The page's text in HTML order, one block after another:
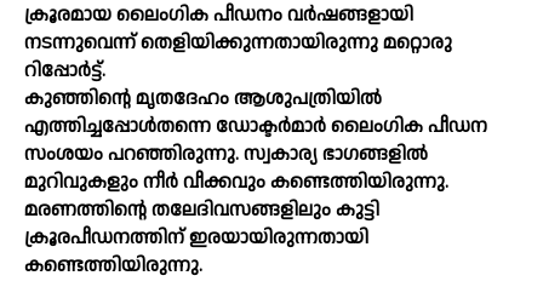
ക്രൂരമായ ലൈംഗിക പീഡനം വര്‍ഷങ്ങളായി
നടന്നുവെന്ന് തെളിയിക്കുന്നതായിരുന്നു മറ്റൊരു
റിപ്പോര്‍ട്ട്.
കുഞ്ഞിന്റെ മൃതദേഹം ആശുപത്രിയില്‍
എത്തിച്ചപ്പോള്‍തന്നെ ഡോക്ടര്‍മാര്‍ ലൈംഗിക പീഡന
സംശയം പറഞ്ഞിരുന്നു. സ്വകാര്യ ഭാഗങ്ങളില്‍
മുറിവുകളും നീര്‍ വീക്കവും കണ്ടെത്തിയിരുന്നു.
മരണത്തിന്റെ തലേദിവസങ്ങളിലും കുട്ടി
ക്രൂരപീഡനത്തിന് ഇരയായിരുന്നതായി
കണ്ടെത്തിയിരുന്നു.